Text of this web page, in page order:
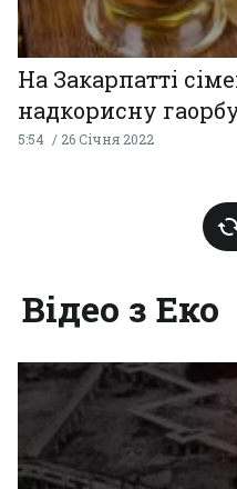
На Закарпатті
надкорисну
5:54 26 Січня 2022
Відео з Еко